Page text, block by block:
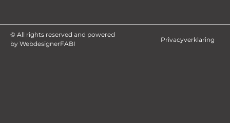
© All rights reserved and powered
by WebdesignerFABI
Privacyverklaring